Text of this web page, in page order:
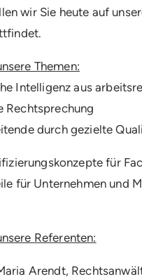
wir Sie heute auf
Themen:
Intelligenz aus
Rechtsprechung
durch gezielte
für
für Unternehmen und
Referenten:
Arendt,